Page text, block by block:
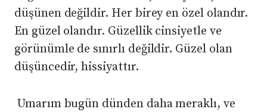
düşünen değildir. Her birey en özel olandır.
En güzel olandır. Güzellik cinsiyetle ve
görünümle de sınırlı değildir. Güzel olan
düşüncedir, hissiyattır.
Umarım bugün dünden daha meraklı, ve